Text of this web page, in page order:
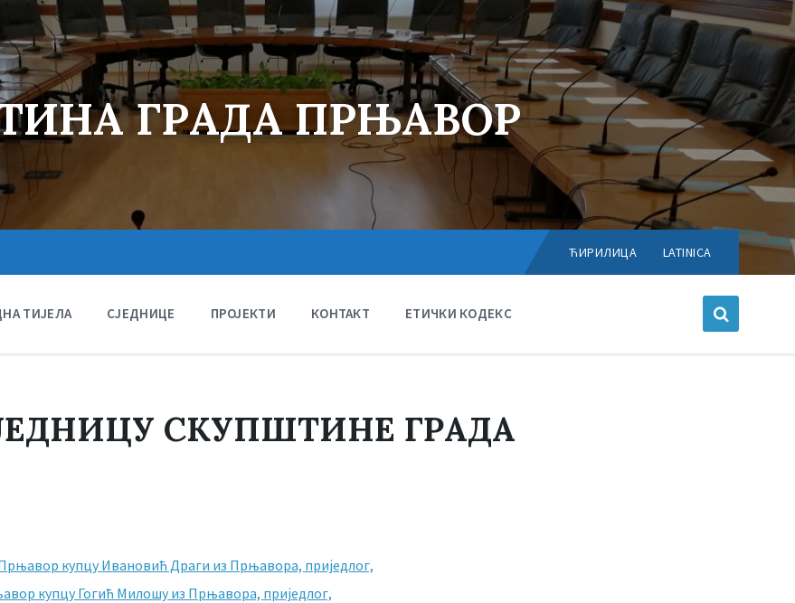
ГРАДА ПРЊАВОР
Choose
language:
ЋИРИЛИЦА LATINICA
ТИЈЕЛА СЈЕДНИЦЕ ПРОЈЕКТИ КОНТАКТ ЕТИЧКИ КОДЕКС
СКУПШТИНЕ ГРАДА
купцу Ивановић Драги из Прњавора, приједлог,
купцу Гогић Милошу из Прњавора, приједлог,